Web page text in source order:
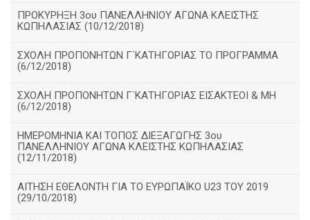
ΠΡΟΚΥΡΗΞΗ 3ου ΠΑΝΕΛΛΗΝΙΟΥ ΑΓΩΝΑ ΚΛΕΙΣΤΗΣ
ΚΩΠΗΛΑΣΙΑΣ (10/12/2018)
ΣΧΟΛΗ ΠΡΟΠΟΝΗΤΩΝ Γ΄ΚΑΤΗΓΟΡΙΑΣ ΤΟ ΠΡΟΓΡΑΜΜΑ
(6/12/2018)
ΣΧΟΛΗ ΠΡΟΠΟΝΗΤΩΝ Γ΄ΚΑΤΗΓΟΡΙΑΣ ΕΙΣΑΚΤΕΟΙ & ΜΗ
(6/12/2018)
ΗΜΕΡΟΜΗΝΙΑ ΚΑΙ ΤΟΠΟΣ ΔΙΕΞΑΓΩΓΗΣ 3ου
ΠΑΝΕΛΛΗΝΙΟΥ ΑΓΩΝΑ ΚΛΕΙΣΤΗΣ ΚΩΠΗΛΑΣΙΑΣ
(12/11/2018)
ΑΙΤΗΣΗ ΕΘΕΛΟΝΤΗ ΓΙΑ ΤΟ ΕΥΡΩΠΑΪΚΟ U23 ΤΟΥ 2019
(29/10/2018)